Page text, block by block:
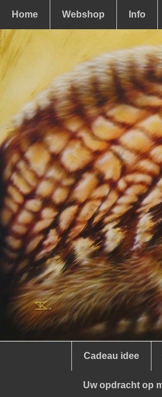
Home Webshop Info
Cadeau idee
Uw opdracht op